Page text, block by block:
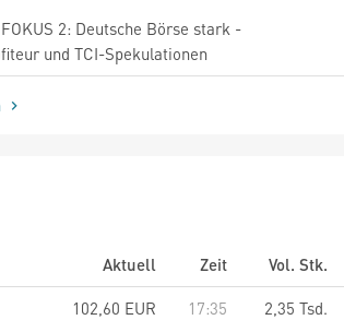
2: Deutsche Börse stark -
und TCI-Spekulationen
Aktuell Zeit
Vol. Stk.
102,60 EUR 17:35
2,35 Tsd.